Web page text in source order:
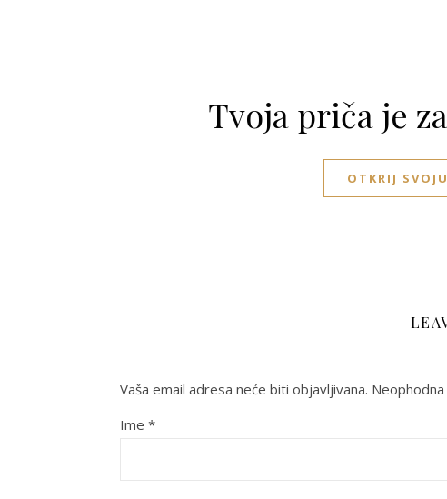
Tvoja priča je
OTKRIJ
Vaša email adresa neće biti objavljivana.
Ime *